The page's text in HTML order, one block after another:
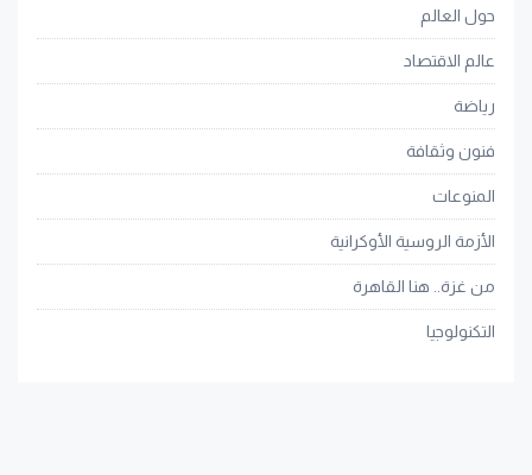
حول العالم
عالم الاقتصاد
رياضة
فنون وثقافة
المنوعات
الأزمة الروسية الأوكرانية
من غزة.. هنا القاهرة
التكنولوجيا